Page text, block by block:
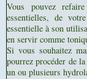
Vous pouvez
essentielles, de
essentielle à son
en servir comme
Si vous souhaitez
pourrez procéder de
un ou plusieurs